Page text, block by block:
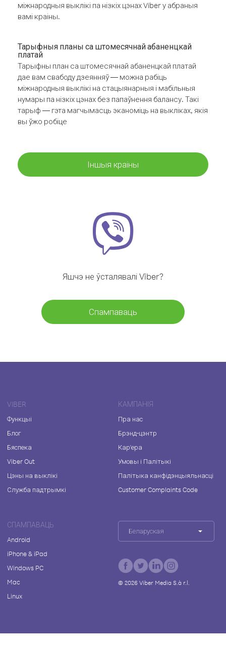
міжнародныя выклікі па нізкіх цэнах Viber у абраныя
вамі краіны.
Тарыфныя планы са штомесячнай абаненцкай
платай
Тарыфны план са штомесячнай абаненцкай платай
дае вам свабоду дзеянняў — можна рабіць
міжнародныя выклікі на стацыянарныя і мабільныя
нумары па нізкіх цэнах без папаўнення балансу. Такі
тарыф — гэта магчымасць эканоміць на выкліках, якія
вы ўжо робіце
Іншыя краіны
Яшчэ не ўсталявалі Viber?
Спампаваць
VIBER
Функцыі
Блог
Бяспека
Viber Out
Цэны на выклікі
Служба падтрымкі
КАМПАНІЯ
Пра нас
Брэнд-цэнтр
Кар'ера
Умовы і Палітыкі
Палітыка канфідэнцыяльнасці
Customer Complaints Code
СПАМПАВАЦЬ
Android
iPhone & iPad
Windows PC
Mac
Linux
Беларуская
© 2026Viber Media S.à r.l.